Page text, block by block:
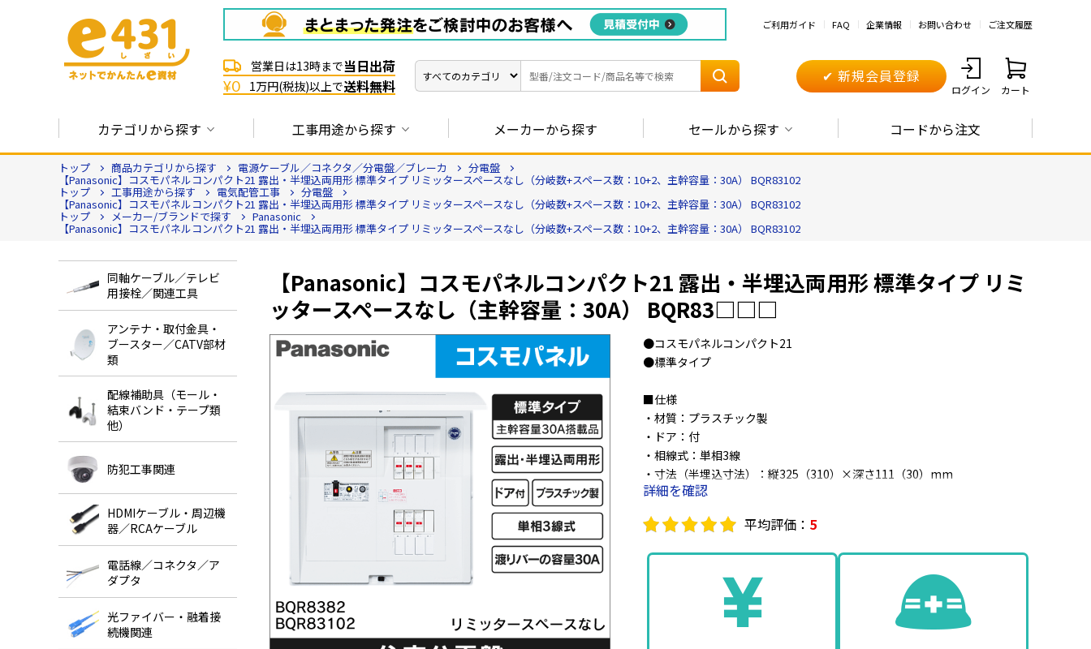
ご利用ガイド FAQ 企業情報 お問い合わせ ご注文履歴
営業日は13時まで当日出荷
¥0 1万円(税抜)以上で送料無料
✔ 新規会員登録
ログイン カート
カテゴリから探す 工事用途から探す メーカーから探す セールから探す コードから注文
トップ 商品カテゴリから探す 電源ケーブル／コネクタ／分電盤／ブレーカ 分電盤
【Panasonic】コスモパネルコンパクト21 露出・半埋込両用形 標準タイプ リミッタースペースなし（分岐数+スペース数：10+2、主幹容量：30A） BQR83102
トップ 工事用途から探す 電気配管工事 分電盤
【Panasonic】コスモパネルコンパクト21 露出・半埋込両用形 標準タイプ リミッタースペースなし（分岐数+スペース数：10+2、主幹容量：30A） BQR83102
トップ メーカー/ブランドで探す Panasonic
【Panasonic】コスモパネルコンパクト21 露出・半埋込両用形 標準タイプ リミッタースペースなし（分岐数+スペース数：10+2、主幹容量：30A） BQR83102
同軸ケーブル／テレビ
用接栓／関連工具
アンテナ・取付金具・
ブースター／CATV部材
類
配線補助具（モール・
結束バンド・テープ類
他）
防犯工事関連
HDMIケーブル・周辺機
器／RCAケーブル
電話線／コネクタ／ア
ダプタ
光ファイバー・融着接
続機関連
【Panasonic】コスモパネルコンパクト21 露出・半埋込両用形 標準タイプ リミ
ッタースペースなし（主幹容量：30A） BQR83□□□
●コスモパネルコンパクト21
●標準タイプ
■仕様
・材質：プラスチック製
・ドア：付
・相線式：単相3線
・寸法（半埋込寸法）：縦325（310）×深さ111（30）mm
・リミッタースペース：無
・アース端子実装数：6
・色名：ホワイト マンセル記号10Y9／0.5
詳細を確認
平均評価： 5